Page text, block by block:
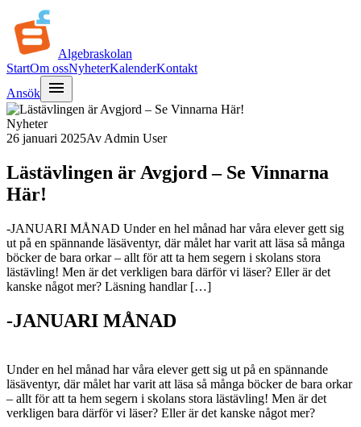
Algebraskolan
StartOm ossNyheterKalenderKontakt
Ansök
menu
Nyheter
26 januari 2025Av Admin User
Lästävlingen är Avgjord – Se Vinnarna
Här!
-JANUARI MÅNAD Under en hel månad har våra elever gett sig
ut på en spännande läsäventyr, där målet har varit att läsa så många
böcker de bara orkar – allt för att ta hem segern i skolans stora
lästävling! Men är det verkligen bara därför vi läser? Eller är det
kanske något mer? Läsning handlar […]
-JANUARI MÅNAD
Under en hel månad har våra elever gett sig ut på en spännande
läsäventyr, där målet har varit att läsa så många böcker de bara orkar
– allt för att ta hem segern i skolans stora lästävling! Men är det
verkligen bara därför vi läser? Eller är det kanske något mer?